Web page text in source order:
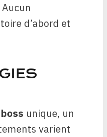
d’abord et
boss unique, un
varient